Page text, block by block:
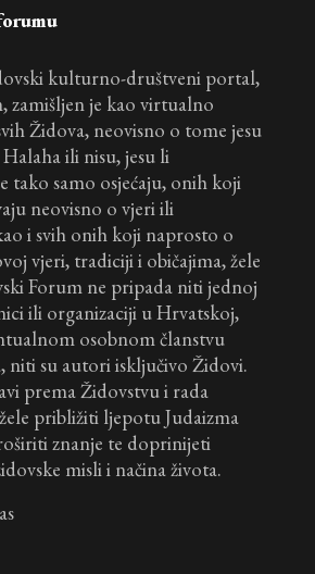
kulturno-društveni portal,
zamišljen je kao virtualno
Židova, neovisno o tome jesu
ili nisu, jesu li
tako samo osjećaju, onih koji
neovisno o vjeri ili
i svih onih koji naprosto o
vjeri, tradiciji i običajima, žele
Forum ne pripada niti jednoj
ili organizaciji u Hrvatskoj,
osobnom članstvu
niti su autori isključivo Židovi.
prema Židovstvu i rada
približiti ljepotu Judaizma
znanje te doprinijeti
misli i načina života.